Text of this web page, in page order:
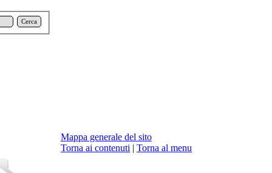
Cerca
Mappa generale del sito
Torna ai contenuti | Torna al menu